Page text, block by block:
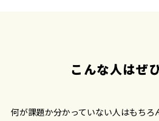
こんな人はぜ
何が課題か分かっていない人はもちろ